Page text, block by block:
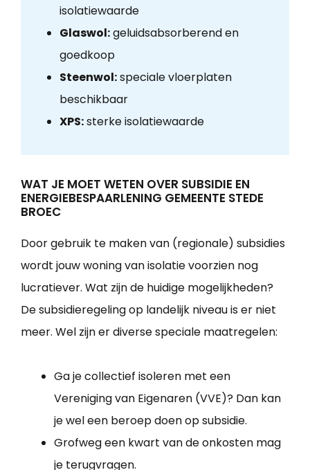
isolatiewaarde
Glaswol:geluidsabsorberend en
goedkoop
Steenwol:speciale vloerplaten
beschikbaar
XPS:sterke isolatiewaarde
WAT JE MOET WETEN OVER SUBSIDIE EN
ENERGIEBESPAARLENING GEMEENTE STEDE
BROEC
Door gebruik te maken van (regionale) subsidies
wordt jouw woning van isolatie voorzien nog
lucratiever. Wat zijn de huidige mogelijkheden?
De subsidieregeling op landelijk niveau is er niet
meer. Wel zijn er diverse speciale maatregelen:
Ga je collectief isoleren met een
Vereniging van Eigenaren (VVE)? Dan kan
je wel een beroep doen op subsidie.
Grofweg een kwart van de onkosten mag
je terugvragen.